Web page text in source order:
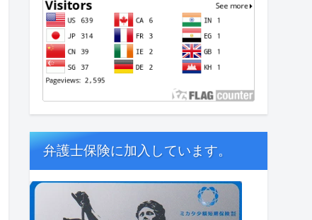
弁護士保険に加入しています。